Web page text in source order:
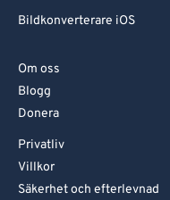
Bildkonverterare iOS
Om oss
Blogg
Donera
Privatliv
Villkor
Säkerhet och efterlevnad